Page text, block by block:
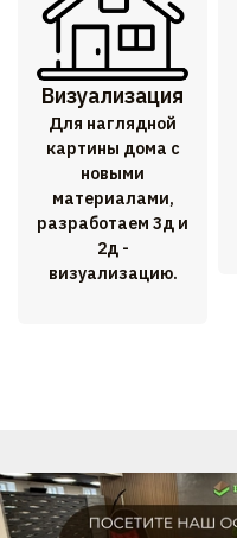
Визуализация
Для наглядной
картины дома с
новыми
материалами,
разработаем 3д и
2д -
визуализацию.